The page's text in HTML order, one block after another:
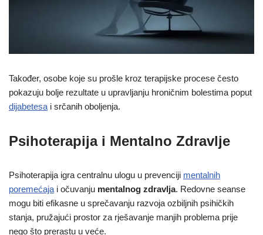
Također, osobe koje su prošle kroz terapijske procese često
pokazuju bolje rezultate u upravljanju hroničnim bolestima poput
dijabetesa i srčanih oboljenja.
Psihoterapija i Mentalno Zdravlje
Psihoterapija igra centralnu ulogu u prevenciji mentalnih
poremećaja i očuvanju mentalnog zdravlja. Redovne seanse
mogu biti efikasne u sprečavanju razvoja ozbiljnih psihičkih
stanja, pružajući prostor za rješavanje manjih problema prije
nego što prerastu u veće.